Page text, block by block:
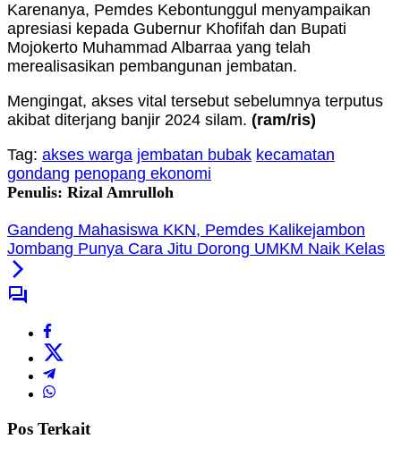
Karenanya, Pemdes Kebontunggul menyampaikan
apresiasi kepada Gubernur Khofifah dan Bupati
Mojokerto Muhammad Albarraa yang telah
merealisasikan pembangunan jembatan.
Mengingat, akses vital tersebut sebelumnya terputus
akibat diterjang banjir 2024 silam. (ram/ris)
Tag: akses warga jembatan bubak kecamatan
gondang penopang ekonomi
Penulis: Rizal Amrulloh
Gandeng Mahasiswa KKN, Pemdes Kalikejambon
Jombang Punya Cara Jitu Dorong UMKM Naik Kelas
Pos Terkait